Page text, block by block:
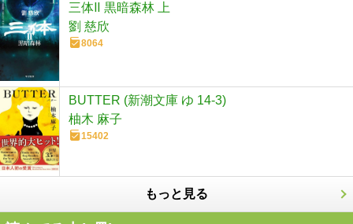
三体Ⅱ 黒暗森林 上
劉 慈欣
8064
BUTTER (新潮文庫 ゆ 14-3)
柚木 麻子
15402
もっと見る